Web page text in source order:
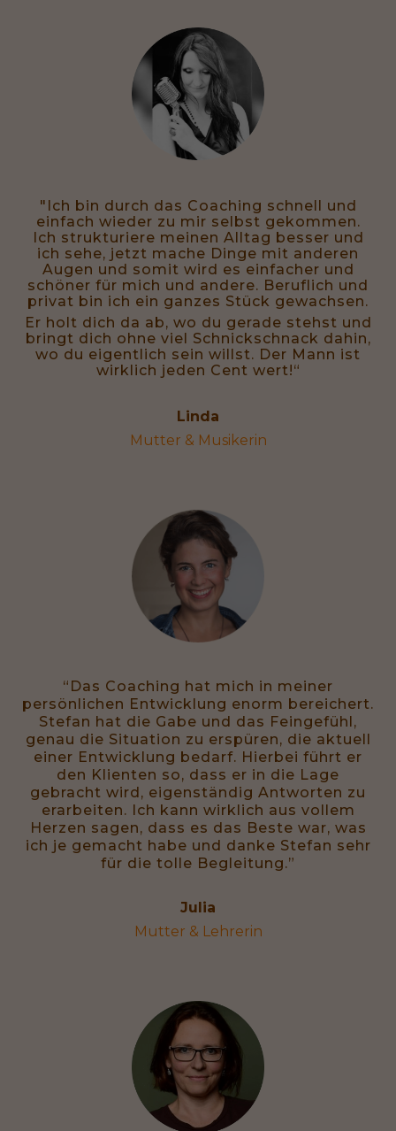
"Ich bin durch das Coaching schnell und
einfach wieder zu mir selbst gekommen.
Ich strukturiere meinen Alltag besser und
ich sehe, jetzt mache Dinge mit anderen
Augen und somit wird es einfacher und
schöner für mich und andere. Beruflich und
privat bin ich ein ganzes Stück gewachsen.
Er holt dich da ab, wo du gerade stehst und
bringt dich ohne viel Schnickschnack dahin,
wo du eigentlich sein willst. Der Mann ist
wirklich jeden Cent wert!“
Linda
Mutter & Musikerin
“Das Coaching hat mich in meiner
persönlichen Entwicklung enorm bereichert.
Stefan hat die Gabe und das Feingefühl,
genau die Situation zu erspüren, die aktuell
einer Entwicklung bedarf. Hierbei führt er
den Klienten so, dass er in die Lage
gebracht wird, eigenständig Antworten zu
erarbeiten. Ich kann wirklich aus vollem
Herzen sagen, dass es das Beste war, was
ich je gemacht habe und danke Stefan sehr
für die tolle Begleitung.”
Julia
Mutter & Lehrerin